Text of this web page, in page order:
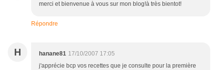
merci et bienvenue à vous sur mon blog!à très bientot!
Répondre
H hanane81 17/10/2007 17:05
j'apprécie bcp vos recettes que je consulte pour la première